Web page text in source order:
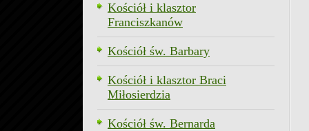
Kościół i klasztor
Franciszkanów
Kościół św. Barbary
Kościół i klasztor Braci
Miłosierdzia
Kościół św. Bernarda